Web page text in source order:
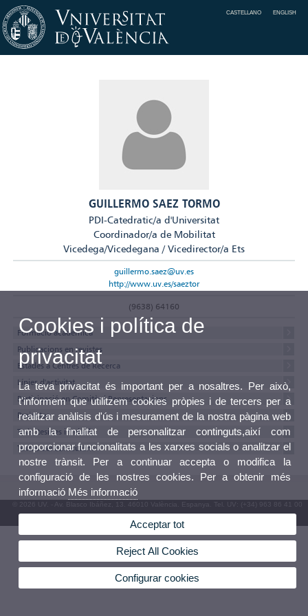
CASTELLANO ENGLISH
GUILLERMO SAEZ TORMO
PDI-Catedratic/a d'Universitat
Coordinador/a de Mobilitat
Vicedega/Vicedegana / Vicedirector/a Ets
guillermo.saez@uv.es
http://www.uv.es/saeztor
(9638) 64160
Formació acadèmica
Publicacions en revistes
Estades a Centres de Recerca
Línies d'activitat
Participació en Comitès i Representacions
Projectes
Tesis, tesines i treballs
Textos del currículum
© 2026 UV. - Av. Blasco Ibáñez, 13. 46010 València. Espanya. Tel. UV: (+34) 963 86 41 00
Bústia UV
Cookies i política de
privacitat
La teva privacitat és important per a nosaltres. Per això,
t'informem que utilitzem cookies pròpies i de tercers per a
realitzar anàlisis d'ús i mesurament de la nostra pàgina web
amb la finalitat de personalitzar continguts,així com
proporcionar funcionalitats a les xarxes socials o analitzar el
nostre trànsit. Per a continuar accepta o modifica la
configuració de les nostres cookies. Per a obtenir més
informació Més informació
Acceptar tot
Reject All Cookies
Configurar cookies